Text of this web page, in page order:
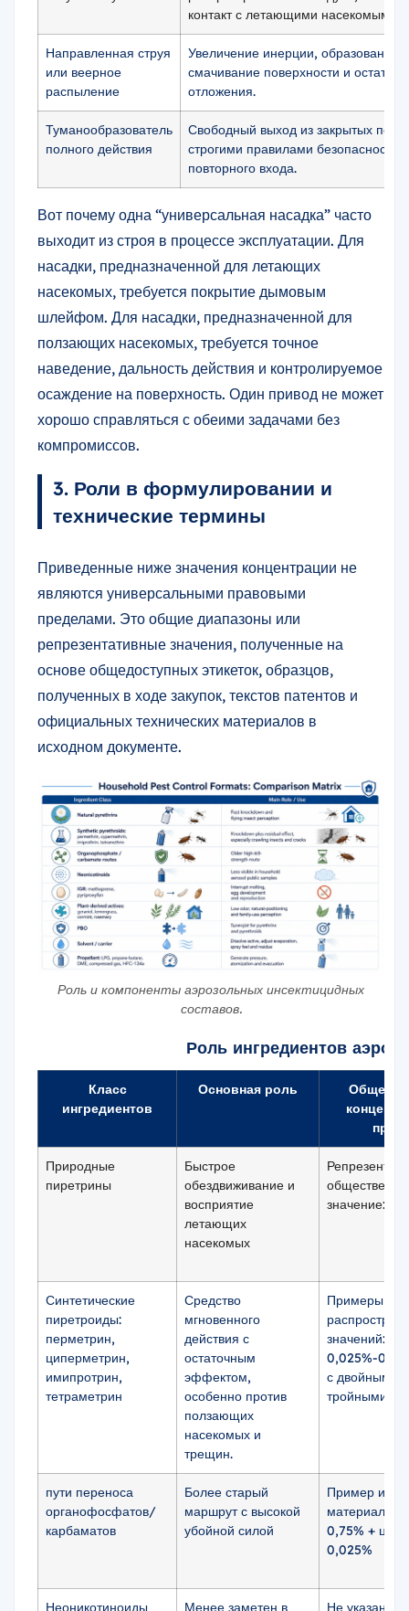
контакт с летающими насекомыми.
Направленная струя
или веерное
распыление
Увеличение инерции, образование
смачивание поверхности и
отложения.
Туманообразователь
полного действия
Свободный выход из закрытых
строгими правилами безопасности и
повторного входа.
Вот почему одна “универсальная насадка” часто
выходит из строя в процессе эксплуатации. Для
насадки, предназначенной для летающих
насекомых, требуется покрытие дымовым
шлейфом. Для насадки, предназначенной для
ползающих насекомых, требуется точное
наведение, дальность действия и контролируемое
осаждение на поверхность. Один привод не может
хорошо справляться с обеими задачами без
компромиссов.
3. Роли в формулировании и
технические термины
Приведенные ниже значения концентрации не
являются универсальными правовыми
пределами. Это общие диапазоны или
репрезентативные значения, полученные на
основе общедоступных этикеток, образцов,
полученных в ходе закупок, текстов патентов и
официальных технических материалов в
исходном документе.
Роль и компоненты аэрозольных инсектицидных
составов.
Роль ингредиентов
Класс
ингредиентов
Основная роль
Природные
пиретрины
Быстрое
обездвиживание и
восприятие
летающих
насекомых
значение:
Синтетические
пиретроиды:
перметрин,
циперметрин,
имипротрин,
тетраметрин
Средство
мгновенного
действия с
остаточным
эффектом,
особенно против
ползающих
насекомых и
трещин.
Примеры
значений:
0,025%-
с двойными
тройными
пути переноса
органофосфатов/
карбаматов
Более старый
маршрут с высокой
убойной силой
Пример из
материала:
0,75% +
0,025%
Неоникотиноиды
Менее заметен в
Не указано